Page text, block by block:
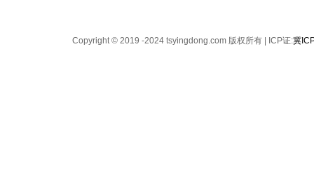
Copyright © 2019 -2024 tsyingdong.com 版权所有 | ICP证:冀